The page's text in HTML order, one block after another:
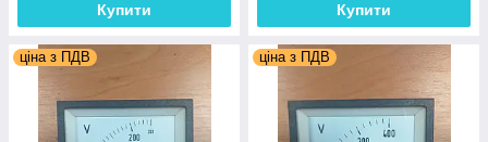
Купити Купити
ціна з ПДВ ціна з ПДВ